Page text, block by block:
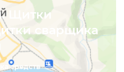
Щитки
сварщика
средств